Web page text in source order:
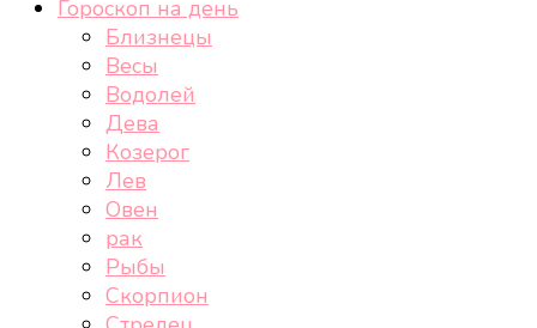
Гороскоп на день
Близнецы
Весы
Водолей
Дева
Козерог
Лев
Овен
рак
Рыбы
Скорпион